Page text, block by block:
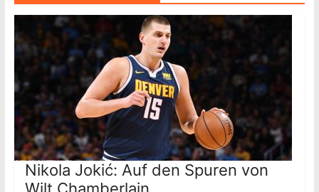
Nikola Jokić: Auf den Spuren von